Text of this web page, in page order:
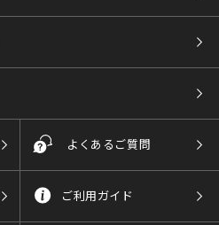
よくあるご質問
ご利用ガイド